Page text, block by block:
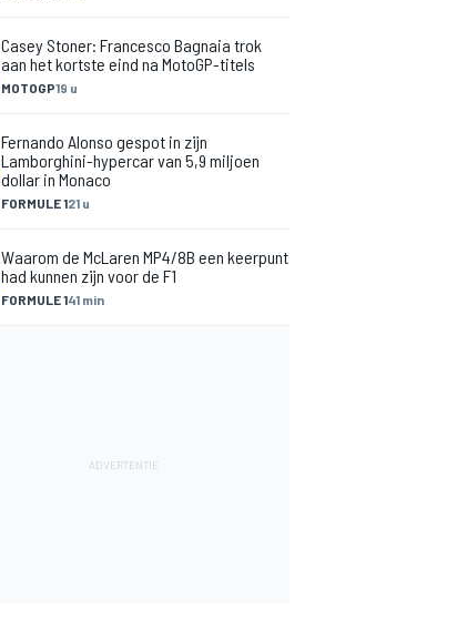
MOTOGP19 u
Casey Stoner: Francesco Bagnaia trok
aan het kortste eind na MotoGP-titels
FORMULE 121 u
Fernando Alonso gespot in zijn
Lamborghini-hypercar van 5,9 miljoen
dollar in Monaco
FORMULE 141 min
Waarom de McLaren MP4/8B een keerpunt
had kunnen zijn voor de F1